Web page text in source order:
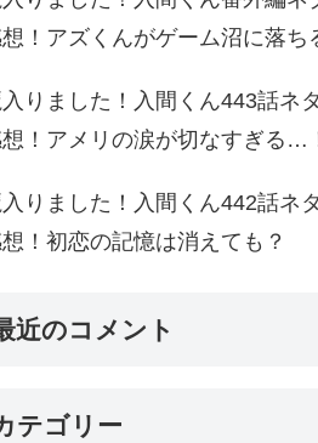
！アズくんがゲーム沼に落ち
入りました！入間くん443話ネ
！アメリの涙が切なすぎる…
入りました！入間くん442話ネ
！初恋の記憶は消えても？
近のコメント
テゴリー